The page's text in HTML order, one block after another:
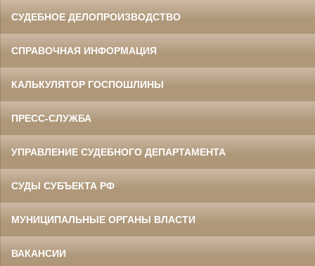
СУДЕБНОЕ ДЕЛОПРОИЗВОДСТВО
СПРАВОЧНАЯ ИНФОРМАЦИЯ
КАЛЬКУЛЯТОР ГОСПОШЛИНЫ
ПРЕСС-СЛУЖБА
УПРАВЛЕНИЕ СУДЕБНОГО ДЕПАРТАМЕНТА
СУДЫ СУБЪЕКТА РФ
МУНИЦИПАЛЬНЫЕ ОРГАНЫ ВЛАСТИ
ВАКАНСИИ